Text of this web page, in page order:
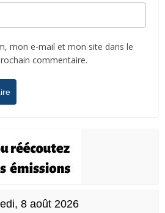
mon e-mail et mon site dans le
commentaire.
8 août 2026